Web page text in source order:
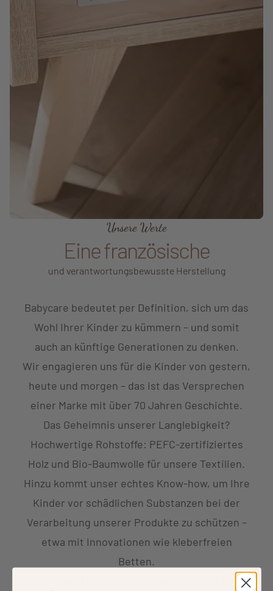
Unsere Werte
Eine französische
und verantwortungsbewusste Herstellung
Babycare bedeutet per Definition, sich um das
Wohl Ihrer Kinder zu kümmern – und somit
auch an künftige Generationen zu denken.
Wir engagieren uns für die Kinder von gestern,
heute und morgen – das ist das Versprechen
einer Marke mit über 70 Jahren Geschichte.
Das Geheimnis unserer Langlebigkeit?
Hochwertige Rohstoffe: PEFC-zertifiziertes
Holz und Bio-Baumwolle für unsere Textilien.
Hinzu kommt unser echtes Know-how, um Ihre
Kinder vor schädlichen Substanzen bei der
Verarbeitung unserer Produkte zu schützen –
etwa mit Innovationen wie kleberfreien
Betten.